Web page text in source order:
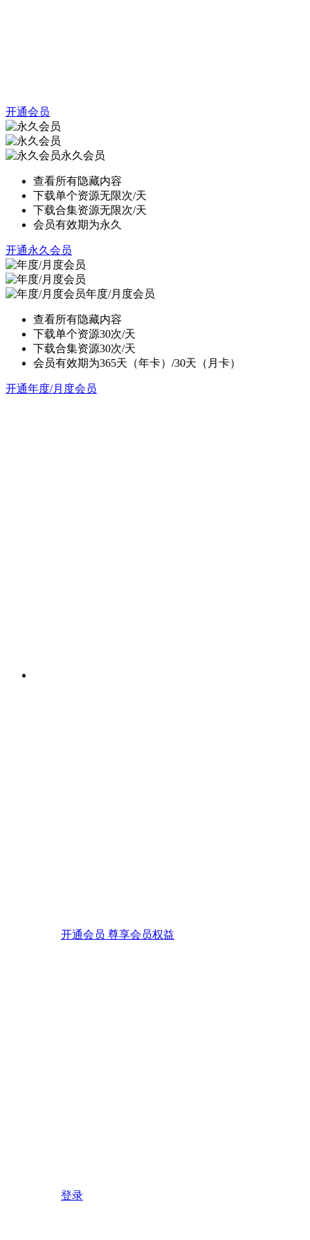
开通会员
永久会员
查看所有隐藏内容
下载单个资源无限次/天
下载合集资源无限次/天
会员有效期为永久
开通永久会员
年度/月度会员
查看所有隐藏内容
下载单个资源30次/天
下载合集资源30次/天
会员有效期为365天（年卡）/30天（月卡）
开通年度/月度会员
开通会员 尊享会员权益
登录